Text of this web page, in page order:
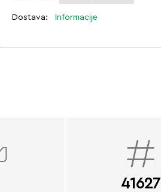
Dostava: Informacije
41627